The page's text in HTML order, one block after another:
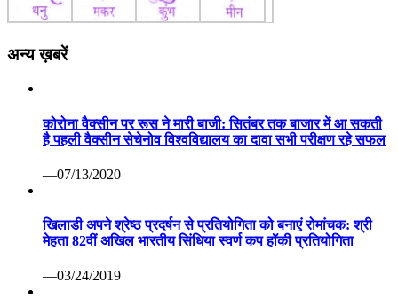
अन्य ख़बरें
कोरोना वैक्सीन पर रूस ने मारी बाजी: सितंबर तक बाजार में आ सकती
है पहली वैक्सीन सेचेनोव विश्वविद्यालय का दावा सभी परीक्षण रहे सफल
—07/13/2020
खिलाडी अपने श्रेष्ठ प्रदर्षन से प्रतियोगिता को बनाएं रोमांचक: श्री
मेहता 82वीं अखिल भारतीय सिंधिया स्वर्ण कप हॉकी प्रतियोगिता
—03/24/2019